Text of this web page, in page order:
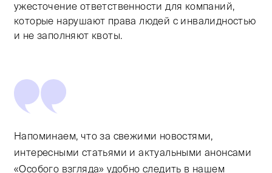
ужесточение ответственности для компаний,
которые нарушают права людей с инвалидностью
и не заполняют квоты.
Напоминаем, что за свежими новостями,
интересными статьями и актуальными анонсами
«Особого взгляда» удобно следить в нашем